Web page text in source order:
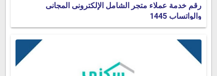
رقم خدمة عملاء متجر الشامل الإلكترونى المجانى
والواتساب 1445